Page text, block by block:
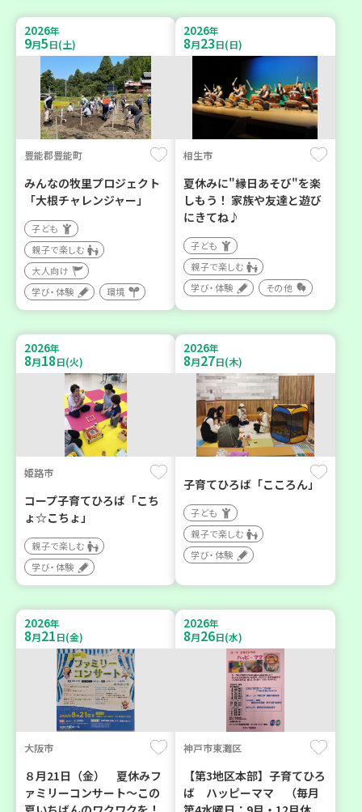
2026年
9月5日(土)
豊能郡豊能町
みんなの牧里プロジェクト
「大根チャレンジャー」
子ども
親子で楽しむ
大人向け
学び・体験
環境
2026年
8月23日(日)
相生市
夏休みに"縁日あそび"を楽
しもう！ 家族や友達と遊び
にきてね♪
子ども
親子で楽しむ
学び・体験
その他
2026年
8月18日(火)
姫路市
コープ子育てひろば「こち
ょ☆こちょ」
親子で楽しむ
学び・体験
2026年
8月27日(木)
子育てひろば「こころん」
子ども
親子で楽しむ
学び・体験
2026年
8月21日(金)
大阪市
８月21日（金） 夏休みフ
ァミリーコンサート～この
2026年
8月26日(水)
神戸市東灘区
【第3地区本部】子育てひろ
ば ハッピーママ （毎月